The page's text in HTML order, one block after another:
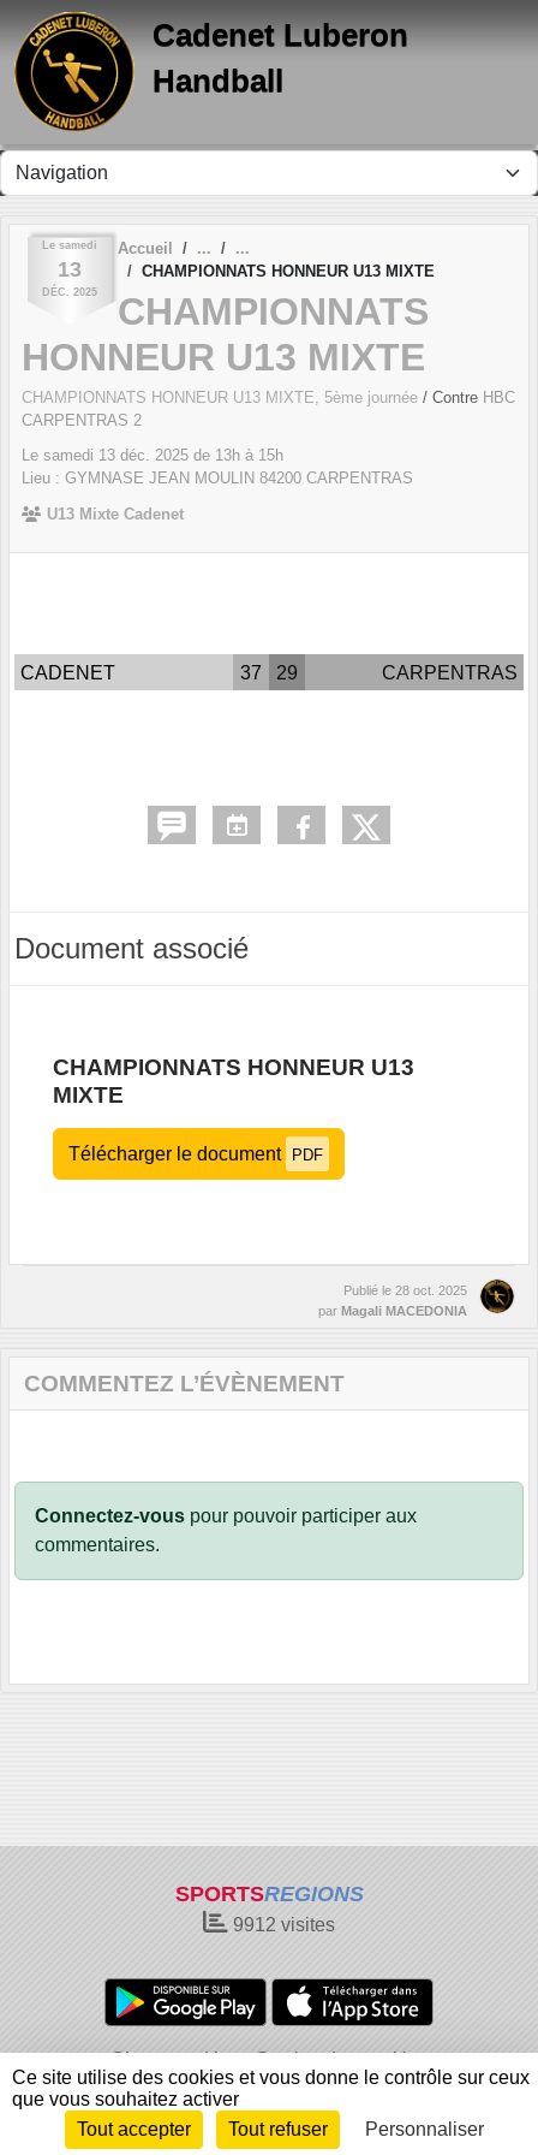
Cadenet Luberon
Handball
Le samedi
13
DÉC. 2025
Accueil
CHAMPIONNATS HONNEUR U13 MIXTE
CHAMPIONNATS
HONNEUR U13 MIXTE
CHAMPIONNATS HONNEUR U13 MIXTE, 5ème journée / Contre HBC
CARPENTRAS 2
Le samedi 13 déc. 2025 de 13h à 15h
Lieu : GYMNASE JEAN MOULIN 84200 CARPENTRAS
U13 Mixte Cadenet
CADENET 37 29 CARPENTRAS
Document associé
CHAMPIONNATS HONNEUR U13
MIXTE
Télécharger le document PDF
Publié le 28 oct. 2025
par Magali MACEDONIA
COMMENTEZ L’ÉVÈNEMENT
Connectez-vous pour pouvoir participer aux
commentaires.
SPORTSREGIONS
9912 visites
Charte cookies
Gestion des cookies
Informations légales
Signaler un contenu inapproprié
Envie de participer ? Connexion
Panneau de gestion des cookies
Ce site utilise des cookies et vous donne le contrôle sur ceux
que vous souhaitez activer
Tout accepter
Tout refuser Personnaliser